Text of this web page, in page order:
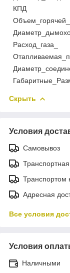
КПД
Расход_газа_
Скрыть
Условия
Самовывоз
Транспортом
Адресная
Все условия
Условия
Наличными